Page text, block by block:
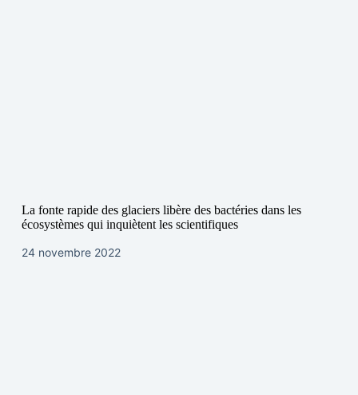
La fonte rapide des glaciers libère des bactéries dans les
écosystèmes qui inquiètent les scientifiques
24 novembre 2022